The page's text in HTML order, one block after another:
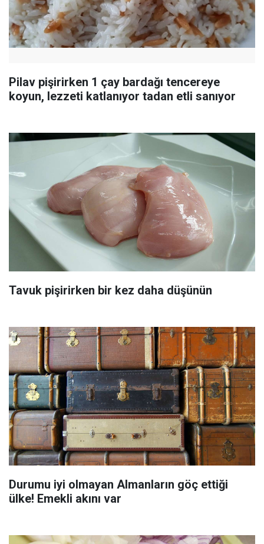
Pilav pişirirken 1 çay bardağı tencereye
koyun, lezzeti katlanıyor tadan etli sanıyor
Tavuk pişirirken bir kez daha düşünün
Durumu iyi olmayan Almanların göç ettiği
ülke! Emekli akını var